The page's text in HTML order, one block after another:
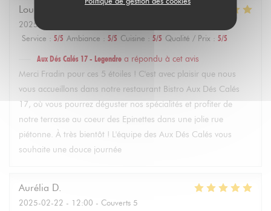
Louise
2025-02-22
Service : 5/5 Ambiance : 5/5 Cuisine : 5/5 Qualité / Prix : 5/5
Aux Dés Calés 17 - Legendre a répondu à cet avis
Merci Fradin pour ces 5 étoiles ! C'est avec plaisir que nous
vous accueillons dans notre restaurant Bistro Aux Dés Calés
17, où vous pourrez déguster nos spécialités et profiter de
notre terrasse au coeur des Epinettes dans une jolie rue
piétonne. À très bientôt ! L'équipe des Aux Dés Calés vous
souhaite une douce journée
Aurélia D
2025-02-22 - 12:00 - Couverts 5